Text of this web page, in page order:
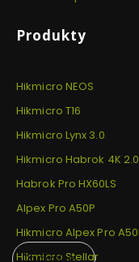
Domyślne
Produkty
Hikmicro NEOS
Hikmicro T16
Hikmicro Lynx 3.0
Hikmicro Habrok 4K 2.0
Habrok Pro HX60LS
Alpex Pro A50P
Hikmicro Alpex Pro
Hikmicro Stellar